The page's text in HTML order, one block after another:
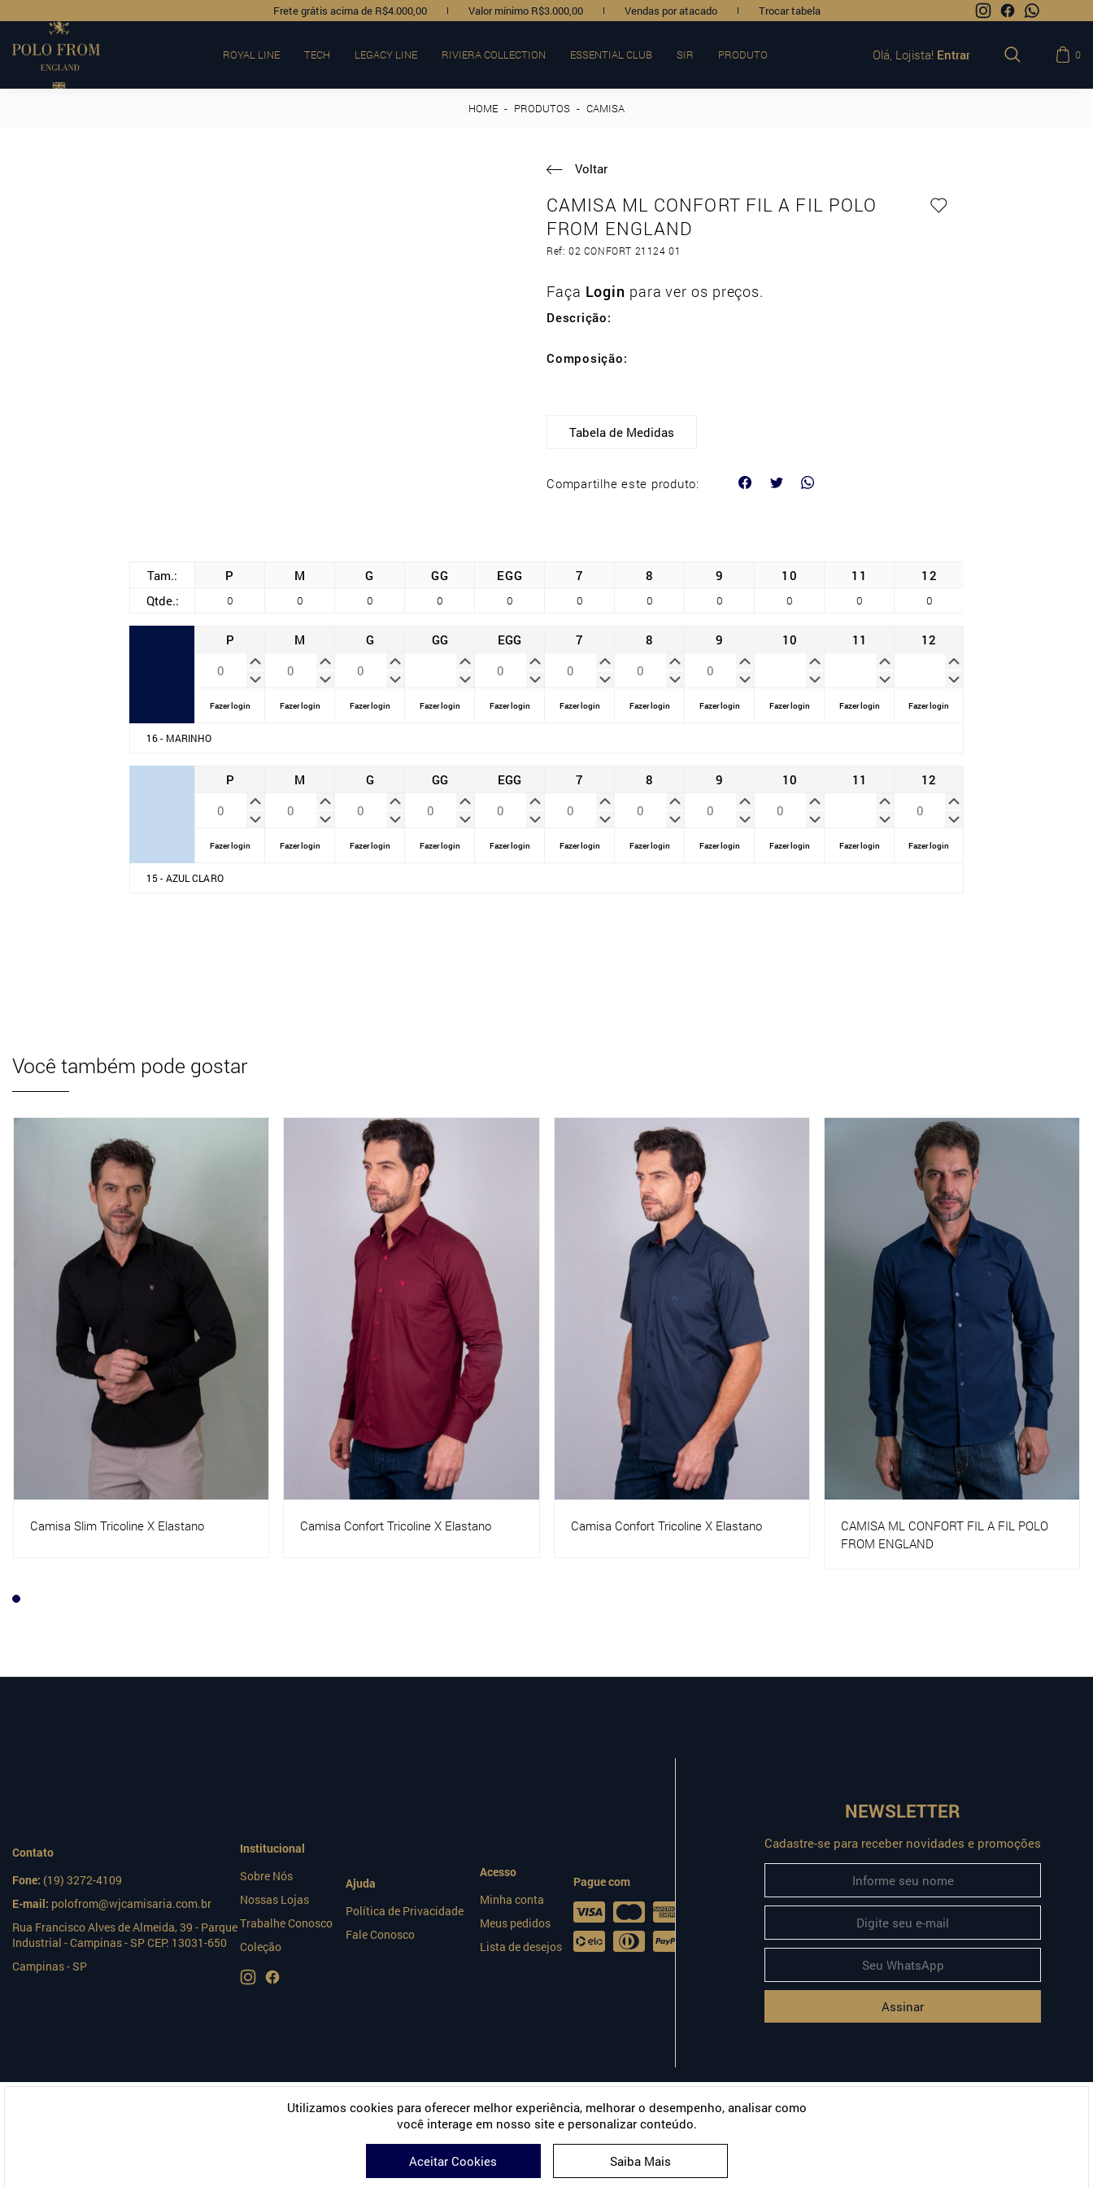
Frete grátis acima de R$4.000,00 Valor mínimo R$3.000,00 Vendas por atacado Trocar tabela
ROYAL LINE TECH LEGACY LINE RIVIERA COLLECTION ESSENTIAL CLUB SIR PRODUTO Olá, Lojista! Entrar 0
HOME - PRODUTOS - CAMISA
Voltar
CAMISA ML CONFORT FIL A FIL POLO
FROM ENGLAND
Ref: 02 CONFORT 21124 01
Faça Login para ver os preços.
Descrição:
Composição:
Tabela de Medidas
Compartilhe este produto:
Tam.:
Qtde.:
P
0
M
0
G
0
GG
0
EGG
0
7
0
8
0
9
0
10
0
11
0
12
0
P
Fazer login
M
Fazer login
G
Fazer login
GG
Fazer login
EGG
Fazer login
7
Fazer login
8
Fazer login
9
Fazer login
10
Fazer login
11
Fazer login
12
Fazer login
16 - MARINHO
P
Fazer login
M
Fazer login
G
Fazer login
GG
Fazer login
EGG
Fazer login
7
Fazer login
8
Fazer login
9
Fazer login
10
Fazer login
11
Fazer login
12
Fazer login
15 - AZUL CLARO
Você também pode gostar
Camisa Confort Tricoline X Elastano Camisa Confort Tricoline X Elastano
CAMISA ML CONFORT FIL A FIL POLO
Camisa Slim Tricoline X Elastano
Contato
Fone: (19) 3272-4109
E-mail: polofrom@wjcamisaria.com.br
Rua Francisco Alves de Almeida, 39 - Parque
Industrial - Campinas - SP CEP: 13031-650
Campinas - SP
Institucional
Sobre Nós
Nossas Lojas
Trabalhe Conosco
Coleção
Ajuda
Política de Privacidade
Fale Conosco
Acesso
Minha conta
Meus pedidos
Lista de desejos
Pague com
NEWSLETTER
Cadastre-se para receber novidades e promoções
Assinar
Utilizamos cookies para oferecer melhor experiência, melhorar o desempenho, analisar como
você interage em nosso site e personalizar conteúdo.
Aceitar Cookies Saiba Mais